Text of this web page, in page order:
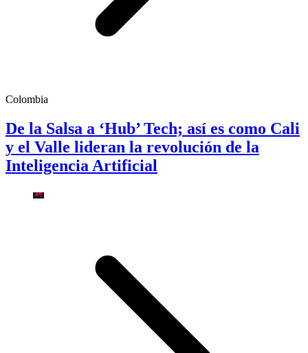
Colombia
De la Salsa a ‘Hub’ Tech; así es como Cali
y el Valle lideran la revolución de la
Inteligencia Artificial